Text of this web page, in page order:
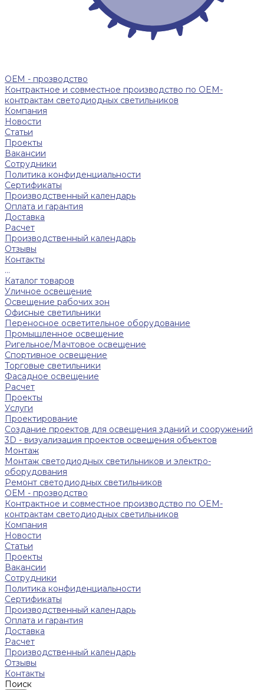
ОЕМ - прозводство
Контрактное и совместное производство по OEM-
контрактам светодиодных светильников
Компания
Новости
Статьи
Проекты
Вакансии
Сотрудники
Политика конфиденциальности
Сертификаты
Производственный календарь
Оплата и гарантия
Доставка
Расчет
Производственный календарь
Отзывы
Контакты
...
Каталог товаров
Уличное освещение
Освещение рабочих зон
Офисные светильники
Переносное осветительное оборудование
Промышленное освещение
Ригельное/Мачтовое освещение
Спортивное освещение
Торговые светильники
Фасадное освещение
Расчет
Проекты
Услуги
Проектирование
Создание проектов для освещения зданий и сооружений
3D - визуализация проектов освещения объектов
Монтаж
Монтаж светодиодных светильников и электро-
оборудования
Ремонт светодиодных светильников
ОЕМ - прозводство
Контрактное и совместное производство по OEM-
контрактам светодиодных светильников
Компания
Новости
Статьи
Проекты
Вакансии
Сотрудники
Политика конфиденциальности
Сертификаты
Производственный календарь
Оплата и гарантия
Доставка
Расчет
Производственный календарь
Отзывы
Контакты
Поиск